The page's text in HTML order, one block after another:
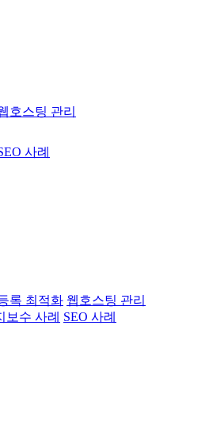
호스팅 관리
사례
록 최적화 웹호스팅 관리
보수 사례 SEO 사례